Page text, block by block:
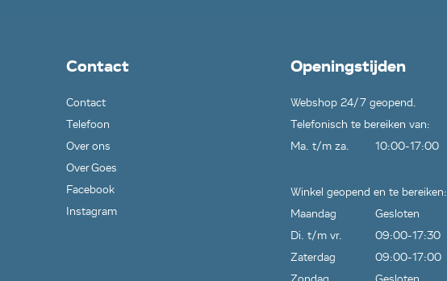
Contact
Contact
Telefoon
Over ons
Over Goes
Facebook
Instagram
Openingstijden
Webshop 24/7 geopend.
Telefonisch te bereiken van:
Ma. t/m za.
10:00-17:00
Winkel geopend en te bereiken:
Maandag
Gesloten
Di. t/m vr.
09:00-17:30
Zaterdag
09:00-17:00